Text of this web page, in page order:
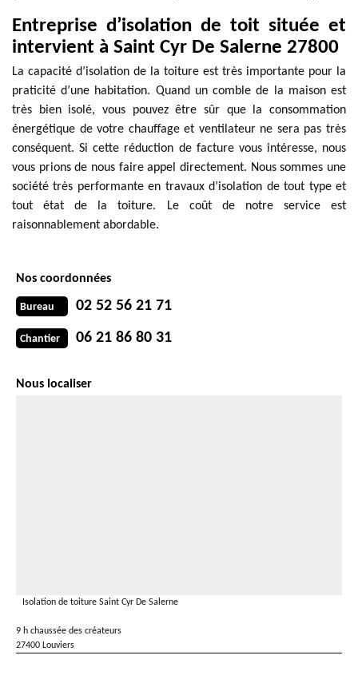
Entreprise d’isolation de toit située et
intervient à Saint Cyr De Salerne 27800
La capacité d’isolation de la toiture est très importante pour la
praticité d’une habitation. Quand un comble de la maison est
très bien isolé, vous pouvez être sûr que la consommation
énergétique de votre chauffage et ventilateur ne sera pas très
conséquent. Si cette réduction de facture vous intéresse, nous
vous prions de nous faire appel directement. Nous sommes une
société très performante en travaux d’isolation de tout type et
tout état de la toiture. Le coût de notre service est
raisonnablement abordable.
Nos coordonnées
Bureau 02 52 56 21 71
Chantier 06 21 86 80 31
Nous localiser
Isolation de toiture Saint Cyr De Salerne
9 h chaussée des créateurs
27400 Louviers